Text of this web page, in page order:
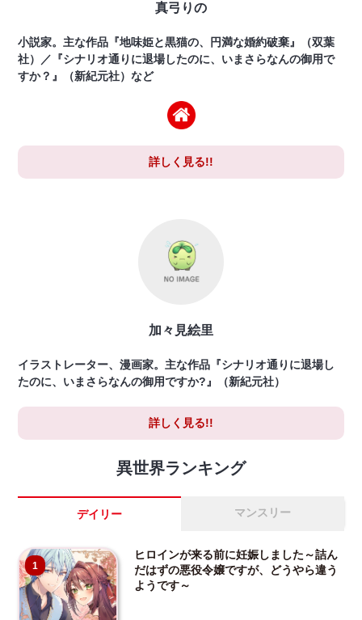
真弓りの
小説家。主な作品『地味姫と黒猫の、円満な婚約破棄』（双葉
社）／『シナリオ通りに退場したのに、いまさらなんの御用で
すか？』（新紀元社）など
詳しく見る!!
加々見絵里
イラストレーター、漫画家。主な作品『シナリオ通りに退場し
たのに、いまさらなんの御用ですか?』（新紀元社）
詳しく見る!!
異世界ランキング
デイリー マンスリー
1
ヒロインが来る前に妊娠しました～詰ん
だはずの悪役令嬢ですが、どうやら違う
ようです～